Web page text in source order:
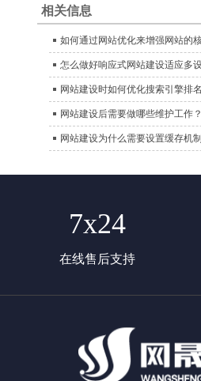
相关信息
如何通过网站优化来增强网站的
怎么做好响应式网站建设适应多
网站建设时如何优化搜索引擎排
网站建设后需要做哪些维护工作？
网站建设为什么需要设置缓存机
7x24
在线售后支持